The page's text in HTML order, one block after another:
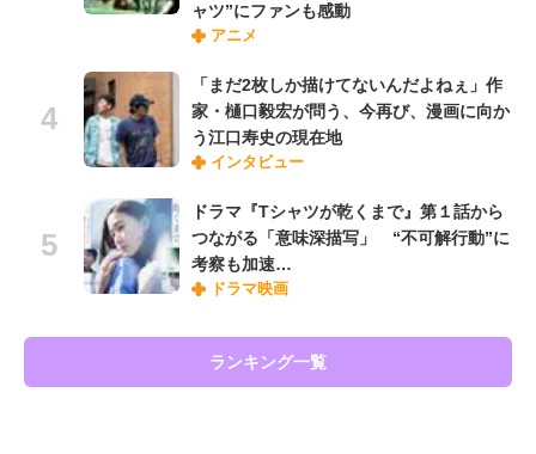
ャツ”にファンも感動
アニメ
「まだ2枚しか描けてないんだよねぇ」作
家・樋口毅宏が問う、今再び、漫画に向か
う江口寿史の現在地
インタビュー
ドラマ『Tシャツが乾くまで』第１話から
つながる「意味深描写」 “不可解行動”に
考察も加速…
ドラマ映画
ランキング一覧